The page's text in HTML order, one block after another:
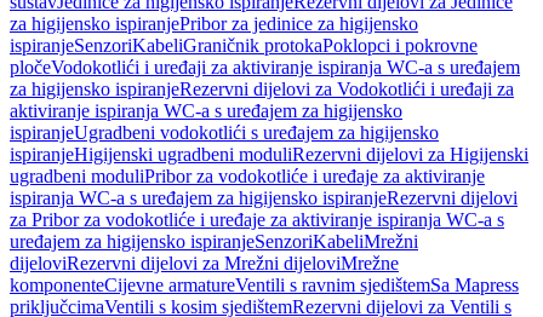
za higijensko ispiranjePribor za jedinice za higijensko
ispiranjeSenzoriKabeliGraničnik protokaPoklopci i pokrovne
pločeVodokotlići i uređaji za aktiviranje ispiranja WC-a s uređajem
za higijensko ispiranjeRezervni dijelovi za Vodokotlići i uređaji za
aktiviranje ispiranja WC-a s uređajem za higijensko
ispiranjeUgradbeni vodokotlići s uređajem za higijensko
ispiranjeHigijenski ugradbeni moduliRezervni dijelovi za Higijenski
ugradbeni moduliPribor za vodokotliće i uređaje za aktiviranje
ispiranja WC-a s uređajem za higijensko ispiranjeRezervni dijelovi
za Pribor za vodokotliće i uređaje za aktiviranje ispiranja WC-a s
uređajem za higijensko ispiranjeSenzoriKabeliMrežni
dijeloviRezervni dijelovi za Mrežni dijeloviMrežne
komponenteCijevne armatureVentili s ravnim sjedištemSa Mapress
priključcimaVentili s kosim sjedištemRezervni dijelovi za Ventili s